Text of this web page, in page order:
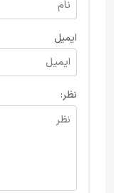
ایمیل
نظر: